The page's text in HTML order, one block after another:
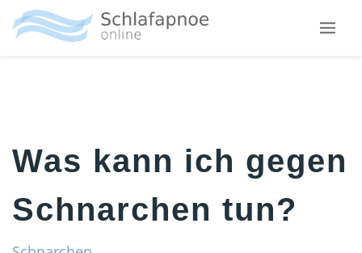
Skip
to
Zum
Hauptinhalt
Zur
Fußzeile
DIE ANTI-SCHNARCHSPANGE
DIE RÜCKENLAGEVERHINDERUNG
SCHLAFAPNOE
DEFINITION
Was kann ich gegen
Schnarchen tun?